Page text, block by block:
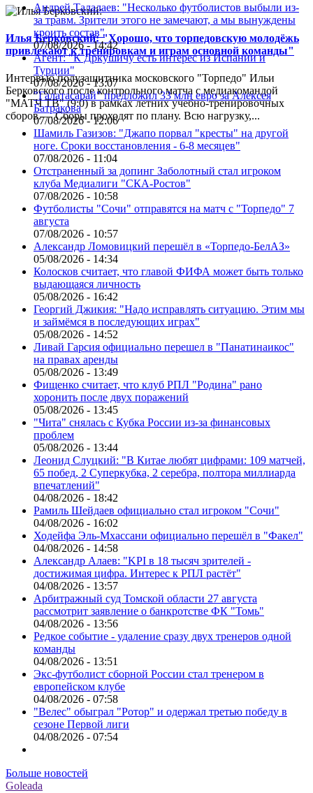
Илья Берковский: "Хорошо, что торпедовскую молодёжь
привлекают к тренировкам и играм основной команды"
Интервью полузащитника московского "Торпедо" Ильи
Берковского после контрольного матча с медиакомандой
"МАТЧ ТВ" (9:0) в рамках летних учебно-тренировочных
сборов.— Сборы проходят по плану. Всю нагрузку,...
Андрей Талалаев: "Несколько футболистов выбыли из-
за травм. Зрители этого не замечают, а мы вынуждены
кроить состав"
07/08/2026 - 14:42
Агент: "К Дркушичу есть интерес из Испании и
Турции"
07/08/2026 - 13:07
"Галатасарай" предложил 33 млн евро за Алексея
Батракова
07/08/2026 - 12:06
Шамиль Газизов: "Джапо порвал "кресты" на другой
ноге. Сроки восстановления - 6-8 месяцев"
07/08/2026 - 11:04
Отстраненный за допинг Заболотный стал игроком
клуба Медиалиги "СКА-Ростов"
07/08/2026 - 10:58
Футболисты "Сочи" отправятся на матч с "Торпедо" 7
августа
07/08/2026 - 10:57
Александр Ломовицкий перешёл в «Торпедо-БелАЗ»
05/08/2026 - 14:34
Колосков считает, что главой ФИФА может быть только
выдающаяся личность
05/08/2026 - 16:42
Георгий Джикия: "Надо исправлять ситуацию. Этим мы
и займёмся в последующих играх"
05/08/2026 - 14:52
Ливай Гарсия официально перешел в "Панатинаикос"
на правах аренды
05/08/2026 - 13:49
Фищенко считает, что клуб РПЛ "Родина" рано
хоронить после двух поражений
05/08/2026 - 13:45
"Чита" снялась с Кубка России из-за финансовых
проблем
05/08/2026 - 13:44
Леонид Слуцкий: "В Китае любят цифрами: 109 матчей,
65 побед, 2 Суперкубка, 2 серебра, полтора миллиарда
впечатлений"
04/08/2026 - 18:42
Рамиль Шейдаев официально стал игроком "Сочи"
04/08/2026 - 16:02
Ходейфа Эль-Мхассани официально перешёл в "Факел"
04/08/2026 - 14:58
Александр Алаев: "KPI в 18 тысяч зрителей -
достижимая цифра. Интерес к РПЛ растёт"
04/08/2026 - 13:57
Арбитражный суд Томской области 27 августа
рассмотрит заявление о банкротстве ФК "Томь"
04/08/2026 - 13:56
Редкое событие - удаление сразу двух тренеров одной
команды
04/08/2026 - 13:51
Экс-футболист сборной России стал тренером в
европейском клубе
04/08/2026 - 07:58
"Велес" обыграл "Ротор" и одержал третью победу в
сезоне Первой лиги
04/08/2026 - 07:54
Больше новостей
Goleada